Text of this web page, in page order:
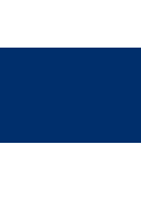
description for